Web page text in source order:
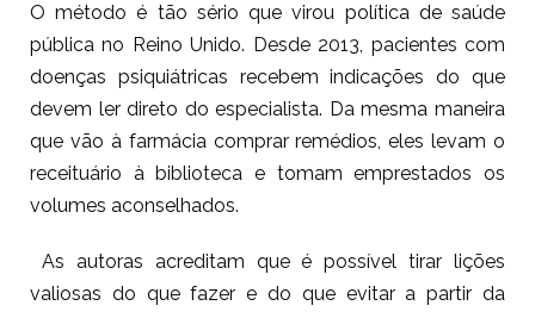
O método é tão sério que virou política de saúde
pública no Reino Unido. Desde 2013, pacientes com
doenças psiquiátricas recebem indicações do que
devem ler direto do especialista. Da mesma maneira
que vão à farmácia comprar remédios, eles levam o
receituário à biblioteca e tomam emprestados os
volumes aconselhados.
As autoras acreditam que é possível tirar lições
valiosas do que fazer e do que evitar a partir da